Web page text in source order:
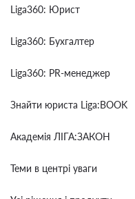
Liga360: Юрист
Liga360: Бухгалтер
Liga360: PR-менеджер
Знайти юриста Liga:BOOK
Академія ЛІГА:ЗАКОН
Теми в центрі уваги